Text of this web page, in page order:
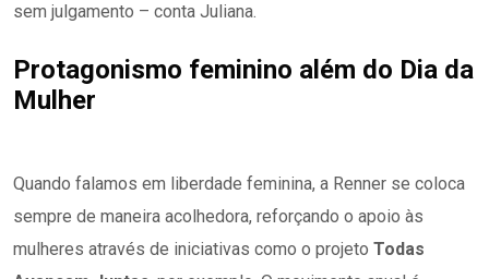
sem julgamento – conta Juliana.
Protagonismo feminino além do Dia da
Mulher
Quando falamos em liberdade feminina, a Renner se coloca
sempre de maneira acolhedora, reforçando o apoio às
mulheres através de iniciativas como o projeto Todas